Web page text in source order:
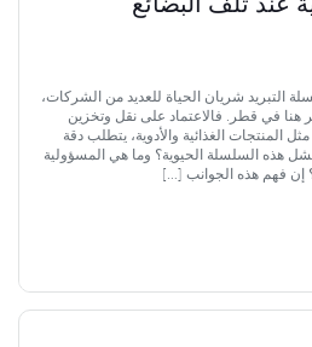
التبريد شريان الحياة للعديد من الشركات،
هنا في قطر. فالاعتماد على نقل وتخزين
المنتجات الغذائية والأدوية، يتطلب دقة
هذه السلسلة الحيوية؟ وما هي المسؤولية
إن فهم هذه الجوانب […]